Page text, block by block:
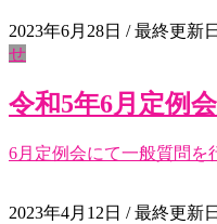
2023年6月28日 / 最終更新
せ
令和5年6月定例会
6月定例会にて一般質問を
2023年4月12日 / 最終更新